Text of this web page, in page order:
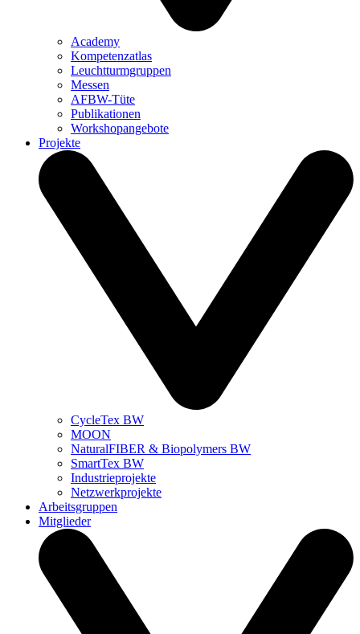
Academy
Kompetenzatlas
Leuchtturm­gruppen
Messen
AFBW-Tüte
Publikationen
Workshopangebote
Projekte
CycleTex BW
MOON
NaturalFIBER & Biopolymers BW
SmartTex BW
Industrieprojekte
Netzwerkprojekte
Arbeitsgruppen
Mitglieder